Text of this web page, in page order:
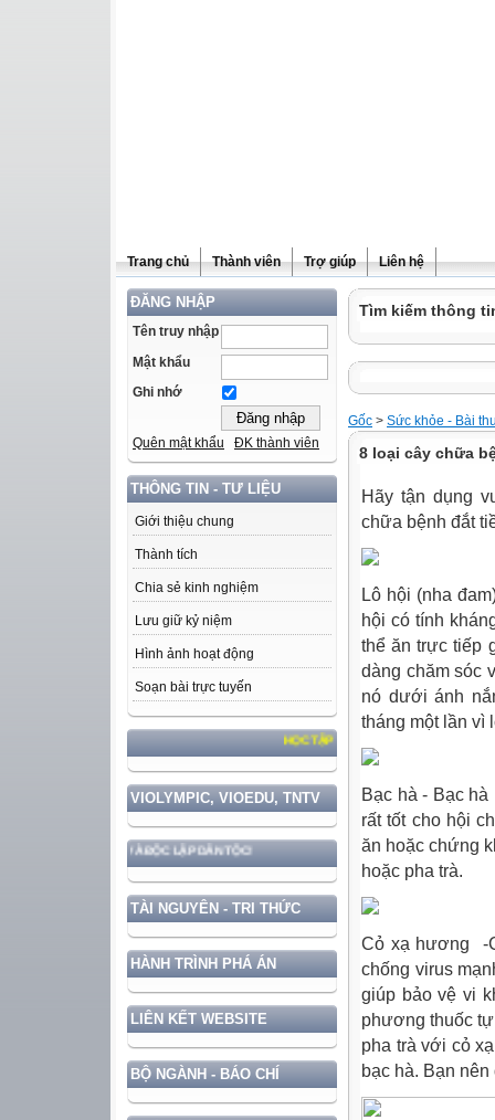
Trang chủ Thành viên Trợ giúp Liên hệ
ĐĂNG NHẬP
Tên truy nhập
Mật khẩu
Ghi nhớ
Quên mật khẩu ĐK thành viên
THÔNG TIN - TƯ LIỆU
Giới thiệu chung
Thành tích
Chia sẻ kinh nghiệm
Lưu giữ kỷ niệm
Hình ảnh hoạt động
Soạn bài trực tuyến
HỌC TẬP VÀ LÀM THEO TƯ TƯỞNG, ĐẠO
VIOLYMPIC, VIOEDU, TNTV
CHỦ QUYỀN VÀ ĐỘC LẬP DÂN TỘC!
TÀI NGUYÊN - TRI THỨC
HÀNH TRÌNH PHÁ ÁN
LIÊN KẾT WEBSITE
BỘ NGÀNH - BÁO CHÍ
Tìm kiếm thông
Gốc > Sức khỏe - Bài
8 loại cây chữa
Hãy tận dụng
chữa bệnh đắt
Lô hội (nha
hội có tính
thể ăn trực tiếp
dàng chăm sóc
nó dưới ánh
tháng một lần vì
Bạc hà - Bạc
rất tốt cho hội
ăn hoặc chứng
hoặc pha trà.
Cỏ xạ hương -
chống virus
giúp bảo vệ vi
phương thuốc
pha trà với cỏ
bạc hà. Bạn